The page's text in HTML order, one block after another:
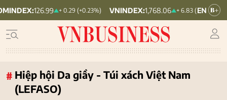
126.99 + 0.29 (+0.23%) VNINDEX:1,768.06 + 6.83 (+0.39%) HNX30:
# Hiệp hội Da giầy - Túi xách Việt Nam
(LEFASO)